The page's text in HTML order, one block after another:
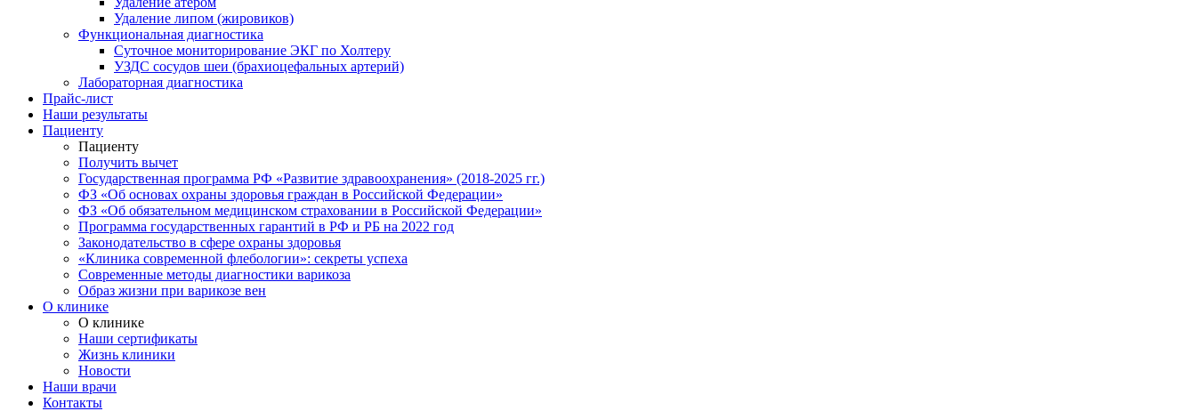
Удаление липом (жировиков)
Функциональная диагностика
Суточное мониторирование ЭКГ по Холтеру
УЗДС сосудов шеи (брахиоцефальных артерий)
Лабораторная диагностика
Прайс-лист
Наши результаты
Пациенту
Пациенту
Получить вычет
Государственная программа РФ «Развитие здравоохранения» (2018-2025 гг.)
ФЗ «Об основах охраны здоровья граждан в Российской Федерации»
ФЗ «Об обязательном медицинском страховании в Российской Федерации»
Программа государственных гарантий в РФ и РБ на 2022 год
Законодательство в сфере охраны здоровья
«Клиника современной флебологии»: секреты успеха
Современные методы диагностики варикоза
Образ жизни при варикозе вен
О клинике
О клинике
Наши сертификаты
Жизнь клиники
Новости
Наши врачи
Контакты